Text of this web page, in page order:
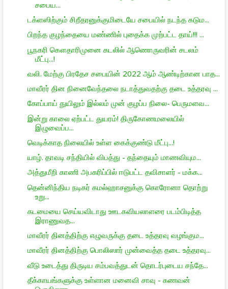
சபைய...
டக்ளஸிற்கும் சிறீதரனுக்குமிடையே சபையில் நடந்த கடும...
பிறந்த குழந்தையை மண்ணில் புதைக்க முற்பட்ட தாய்!!! ...
பூநகரி கௌதாரிமுனை கடலில் ஆணொருவரின் சடலம்
மீட்பு...!
வலி. மேற்கு பிரதேச சபையின் 2022 ஆம் ஆண்டிற்கான பாத...
மாவீரர் தின நினைவேந்தலை நடாத்துவதற்கு தடை உத்தரவு ...
கோப்பாய் துயிலும் இல்லம் முன் குழப்ப நிலை- பெருமளவ...
இன்று காலை ஏற்பட்ட துயரம்! திருகோணமலையில்
இழுவைப்ப...
வெடிக்காத நிலையில் உள்ள கைக்குண்டு மீட்பு...!
யாழ். தாவடி சந்தியில் விபத்து - தந்தையும் மாணவியும...
அத்துமீறி காணி அபகரிப்பில் ஈடுபட்ட தவிசாளர் - மக்க...
தென்னிந்திய நடிகர் கமல்ஹாசனுக்கு கொரோனா தொற்று
உறு...
கடமையை செய்யவிடாது ஊடகவியலாளரை படம்பிடித்த
இராணுவத...
மாவீரர் தினத்திற்கு எழுவருக்கு தடை உத்தரவு வழங்கும...
மாவீரர் தினத்திற்கு பொலிஸார் முன்வைத்த தடை உத்தரவு...
வீடு உடைத்து திருடிய சம்பவத்துடன் தொடர்புடைய சந்தே...
தீக்காயங்களுக்கு உள்ளான மனைவி சாவு - கணவன்